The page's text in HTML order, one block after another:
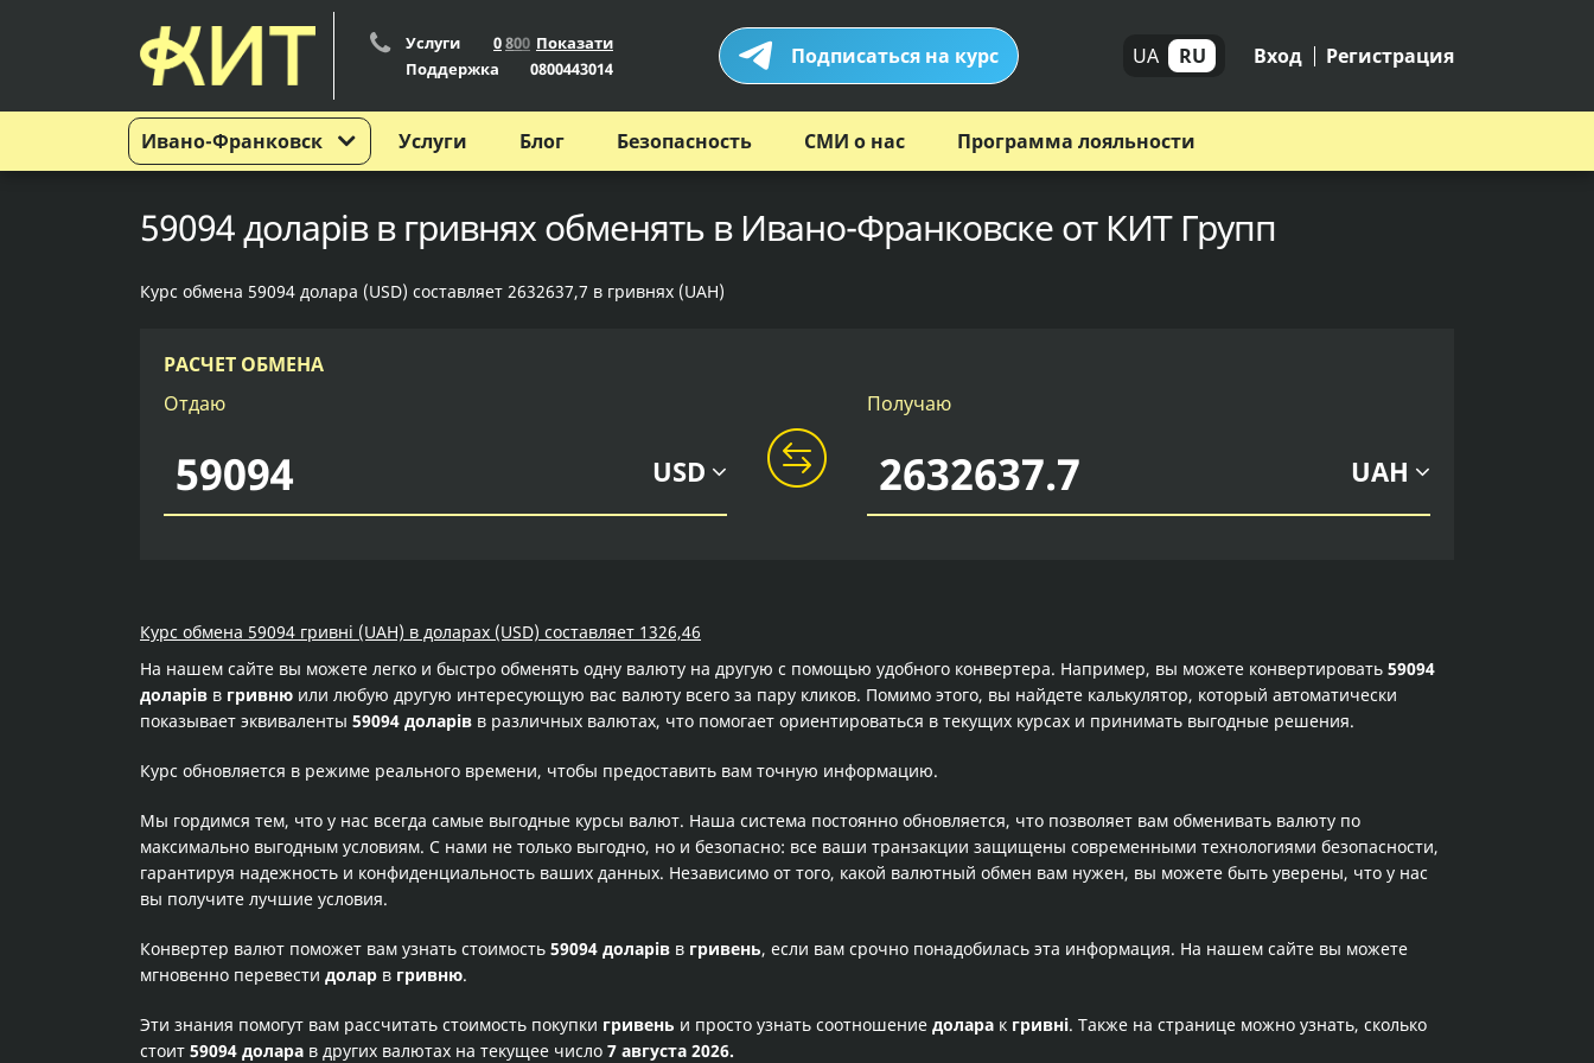
Ивано-Франковск
Услуги 0800 Показати
Поддержка
0800443014 Подписаться на курс UA RU Вход Регистрация
Услуги Блог Безопасность СМИ о нас Программа лояльности
59094 доларів в гривнях обменять в Ивано-Франковске от КИТ Групп
Курс обмена 59094 долара (USD) составляет 2632637,7 в гривнях (UAH)
РАСЧЕТ ОБМЕНА
Отдаю
USD
Получаю
UAH
Курс обмена 59094 гривні (UAH) в доларах (USD) составляет 1326,46
На нашем сайте вы можете легко и быстро обменять одну валюту на другую с помощью удобного конвертера. Например, вы можете конвертировать 59094
доларів в гривню или любую другую интересующую вас валюту всего за пару кликов. Помимо этого, вы найдете калькулятор, который автоматически
показывает эквиваленты 59094 доларів в различных валютах, что помогает ориентироваться в текущих курсах и принимать выгодные решения.
Курс обновляется в режиме реального времени, чтобы предоставить вам точную информацию.
Мы гордимся тем, что у нас всегда самые выгодные курсы валют. Наша система постоянно обновляется, что позволяет вам обменивать валюту по
максимально выгодным условиям. С нами не только выгодно, но и безопасно: все ваши транзакции защищены современными технологиями безопасности,
гарантируя надежность и конфиденциальность ваших данных. Независимо от того, какой валютный обмен вам нужен, вы можете быть уверены, что у нас
вы получите лучшие условия.
Конвертер валют поможет вам узнать стоимость 59094 доларів в гривень, если вам срочно понадобилась эта информация. На нашем сайте вы можете
мгновенно перевести долар в гривню.
Эти знания помогут вам рассчитать стоимость покупки гривень и просто узнать соотношение долара к гривні. Также на странице можно узнать, сколько
стоит 59094 долара в других валютах на текущее число 7 августа 2026.